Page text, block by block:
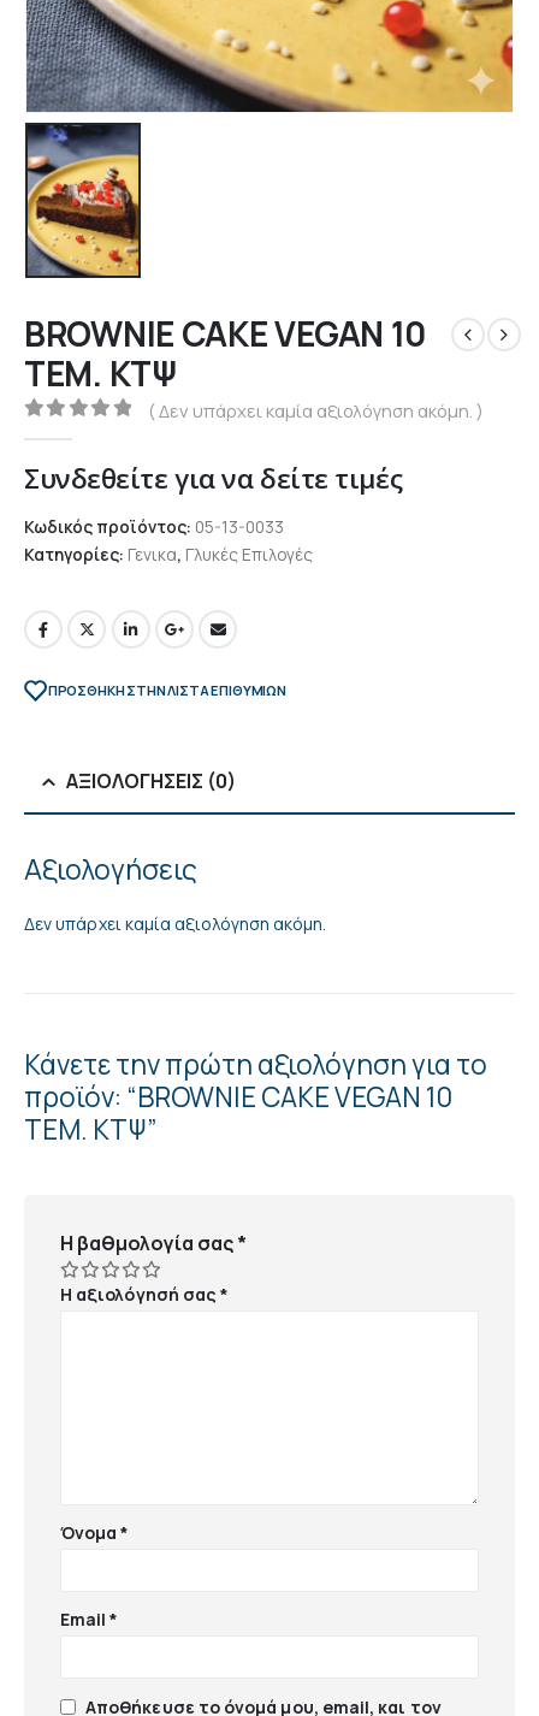
BROWNIE CAKE VEGAN 10
TEM. ΚΤΨ
0out of 5
( Δεν υπάρχει καμία αξιολόγηση ακόμη. )
Συνδεθείτε για να δείτε τιμές
Κωδικός προϊόντος: 05-13-0033
Κατηγορίες: Γενικα, Γλυκές Επιλογές
ΠΡΌΣΘΉΚΗ ΣΤΗΝ ΛΊΣΤΑ ΕΠΙΘΥΜΙΏΝ
ΑΞΙΟΛΟΓΉΣΕΙΣ (0)
Αξιολογήσεις
Δεν υπάρχει καμία αξιολόγηση ακόμη.
Κάνετε την πρώτη αξιολόγηση για το
προϊόν: “BROWNIE CAKE VEGAN 10
TEM. ΚΤΨ”
Η βαθμολογία σας*
Η αξιολόγησή σας*
Όνομα*
Email*
Αποθήκευσε το όνομά μου, email, και τον